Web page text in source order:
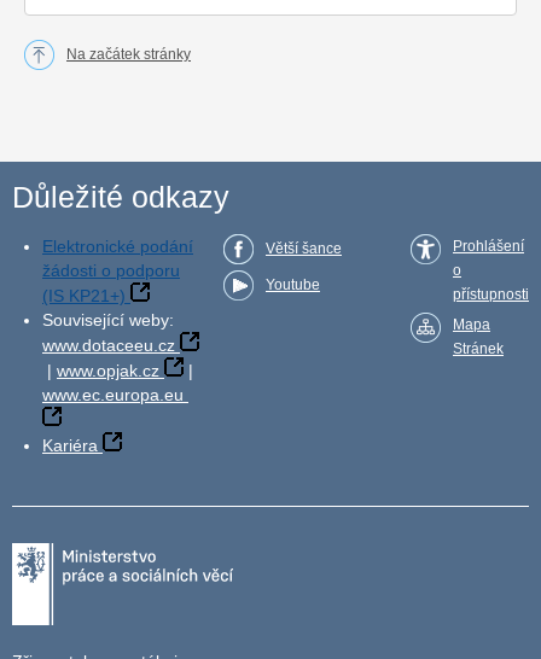
Na začátek stránky
Důležité odkazy
Elektronické podání
žádosti o podporu
(IS KP21+)
Související weby:
www.dotaceeu.cz
| www.opjak.cz
|
www.ec.europa.eu
Kariéra
Větší šance
Youtube
Prohlášení
o
přístupnosti
Mapa
Stránek